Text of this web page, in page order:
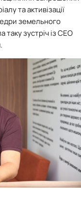
та активізації
земельного
таку зустріч із CEO
.